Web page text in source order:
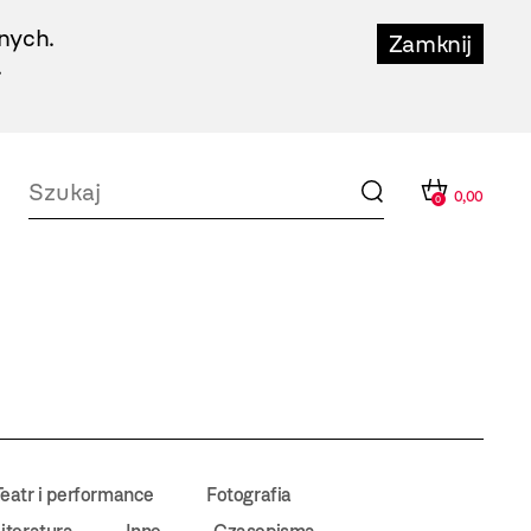
Zamknij
0 0,00
i performance
Fotografia